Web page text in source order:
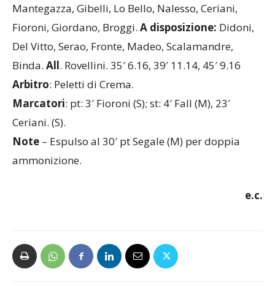
Mantegazza, Gibelli, Lo Bello, Nalesso, Ceriani,
Fioroni, Giordano, Broggi. A disposizione: Didoni,
Del Vitto, Serao, Fronte, Madeo, Scalamandre,
Binda. All. Rovellini. 35′ 6.16, 39′ 11.14, 45′ 9.16
Arbitro: Peletti di Crema.
Marcatori: pt: 3′ Fioroni (S); st: 4′ Fall (M), 23′
Ceriani. (S).
Note – Espulso al 30′ pt Segale (M) per doppia
ammonizione.
e.c.